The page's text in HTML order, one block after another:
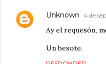
Unknown 4 de
Ay el requesón,
Un besote.